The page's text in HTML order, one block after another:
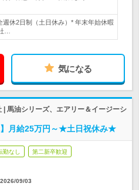
週休2日制（土日休み）* 年末年始休暇
…
気になる
馬油シリーズ、エアリー＆イージーシ
月給25万円～★土日祝休み★
勤なし 第二新卒歓迎
2026/09/03